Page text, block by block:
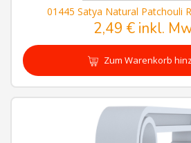
01445 Satya Natural Patchouli
2,49 € inkl.
Zum Warenkorb